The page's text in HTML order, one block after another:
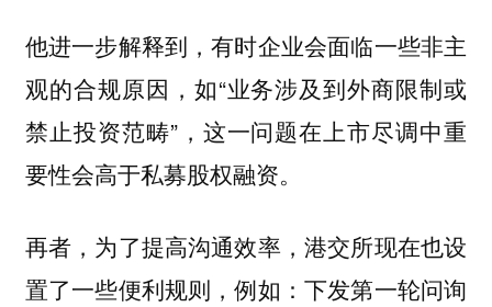
他进一步解释到，有时企业会面临一些非主
观的合规原因，如“业务涉及到外商限制或
禁止投资范畴”，这一问题在上市尽调中重
要性会高于私募股权融资。
再者，为了提高沟通效率，港交所现在也设
置了一些便利规则，例如：下发第一轮问询